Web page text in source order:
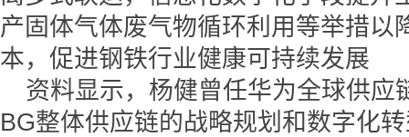
产固体气体废气物循环利用等举措以
本，促进钢铁行业健康可持续发展
资料显示，杨健曾任华为全球供应
BG整体供应链的战略规划和数字化